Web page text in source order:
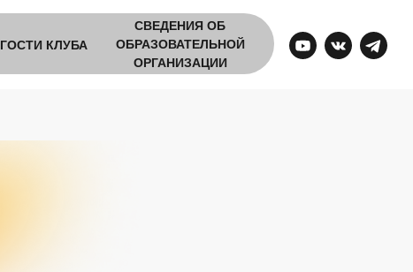
СВЕДЕНИЯ ОБ
ОБРАЗОВАТЕЛЬНОЙ
ОРГАНИЗАЦИИ
ГОСТИ КЛУБА